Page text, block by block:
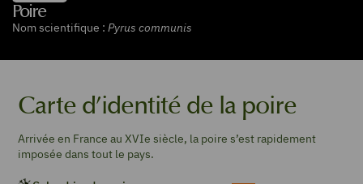
Poire
Nom scientifique : Pyrus communis
Carte d’identité de la poire
Arrivée en France au XVIe siècle, la poire s’est rapidement
imposée dans tout le pays.